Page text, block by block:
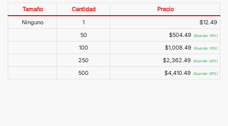
Tamaño Cantidad
Precio
Ninguno
1
$12.49
50
$504.49 (Guardar 19%)
100 $1,008.49 (Guardar 19%)
250 $2,362.49 (Guardar 24%)
500 $4,410.49 (Guardar 29%)